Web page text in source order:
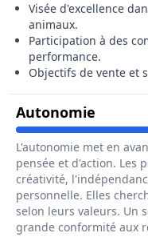
Visée d'excellence
animaux.
Participation à des
performance.
Objectifs de vente et
Autonomie Pour
L'autonomie met en
pensée et d'action. Les
créativité,
personnelle. Elles
selon leurs valeurs. Un
grande conformité aux